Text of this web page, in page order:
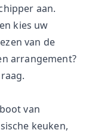
aan.
kies uw
van de
arrangement?
van
keuken,